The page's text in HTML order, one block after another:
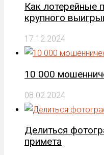
Как лотерейные
крупного
17.12.2024
10 000
08.02.2024
Делиться
примета